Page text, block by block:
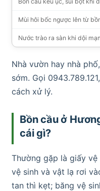
Mùi hôi bốc ngược lên từ
Nước trào ra sàn khi dội
Nhà vườn hay nhà
sớm. Gọi
cách xử lý.
Bồn cầu ở
cái gì?
Thường gặp là giấy
vệ sinh và vật lạ rơi
tan thì kẹt; băng vệ